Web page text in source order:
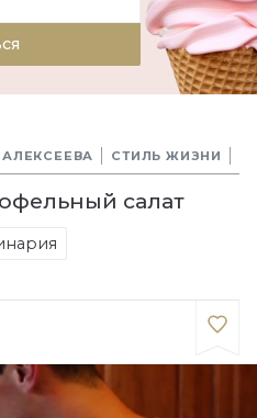
СТИЛЬ ЖИЗНИ
салат